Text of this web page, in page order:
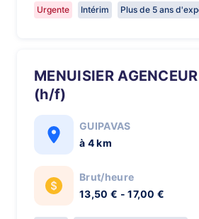
Urgente Intérim Plus de 5 ans
MENUISIER AGENCEUR N3 /N4
(h/f)
GUIPAVAS
à 4 km
Brut/heure
13,50 € - 17,00 €